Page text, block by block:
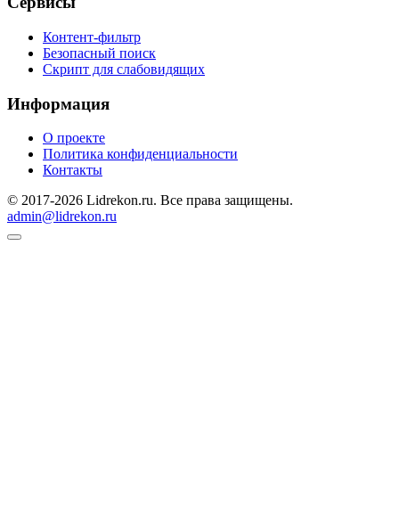
Контент-фильтр
Безопасный поиск
Скрипт для слабовидящих
Информация
О проекте
Политика конфиденциальности
Контакты
© 2017-2026 Lidrekon.ru. Все права защищены.
admin@lidrekon.ru